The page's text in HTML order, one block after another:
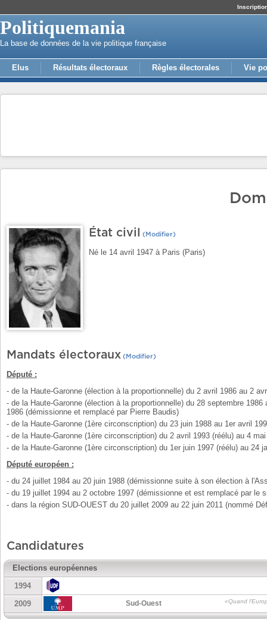
Politiquemania
La base de données de la vie politique française
Elus Résultats électoraux Règles électorales Vie
État civil (Modifier)
Né le 14 avril 1947 à Paris (Paris)
Mandats électoraux(Modifier)
Député :
- de la Haute-Garonne (élection à la proportionnelle) du 2 avril 1986 au 2
- de la Haute-Garonne (élection à la proportionnelle) du 28 septembre
1986 (démissionne et remplacé par Pierre Baudis)
- de la Haute-Garonne (1ère circonscription) du 23 juin 1988 au 1er avril
- de la Haute-Garonne (1ère circonscription) du 2 avril 1993 (réélu) au 4
- de la Haute-Garonne (1ère circonscription) du 1er juin 1997 (réélu) au 24
Député européen :
- du 24 juillet 1984 au 20 juin 1988 (démissionne suite à son élection à
- du 19 juillet 1994 au 2 octobre 1997 (démissionne et est remplacé par le
- dans la région SUD-OUEST du 20 juillet 2009 au 22 juin 2011 (nommé
Candidatures
Elections européennes
1994
2009
Sud-Ouest «Quand